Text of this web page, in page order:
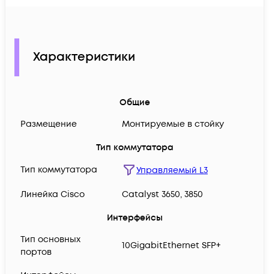
Характеристики
Общие
Размещение
Монтируемые в стойку
Тип коммутатора
Тип коммутатора
Управляемый L3
Линейка Cisco Catalyst 3650, 3850
Интерфейсы
Тип основных
портов
10GigabitEthernet SFP+